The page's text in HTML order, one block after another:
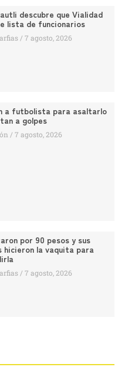
descubre que Vialidad
lista de funcionarios
7 agosto, 2026
a futbolista para asaltarlo
a golpes
7 agosto, 2026
por 90 pesos y sus
hicieron la vaquita para
7 agosto, 2026